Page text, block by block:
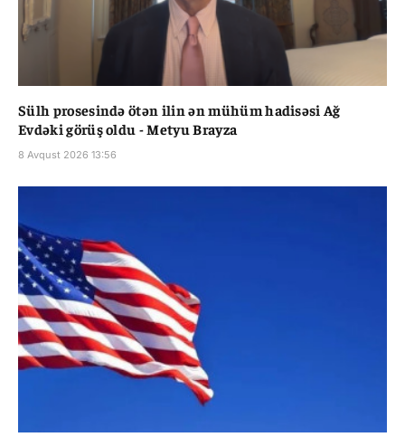
Sülh prosesində ötən ilin ən mühüm hadisəsi Ağ
Evdəki görüş oldu - Metyu Brayza
8 Avqust 2026 13:56